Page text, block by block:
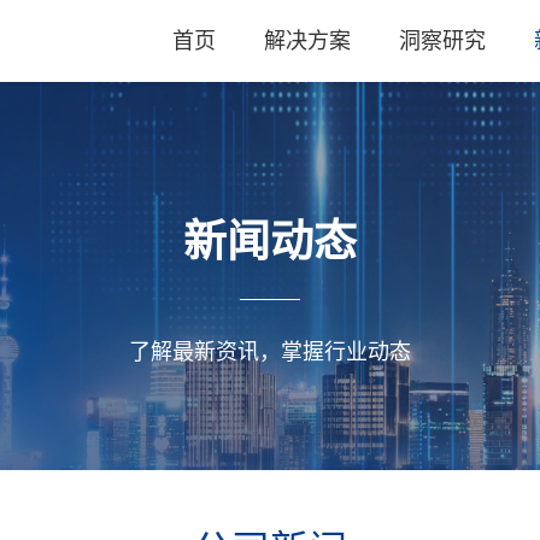
首页 解决方案 洞察研究
新闻动态
了解最新资讯，掌握行业动态